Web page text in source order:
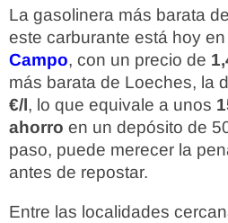
La gasolinera más barata
este carburante está hoy en
Campo, con un precio de
más barata de Loeches, la
€/l, lo que equivale a unos
ahorro en un depósito de
paso, puede merecer la
antes de repostar.
Entre las localidades